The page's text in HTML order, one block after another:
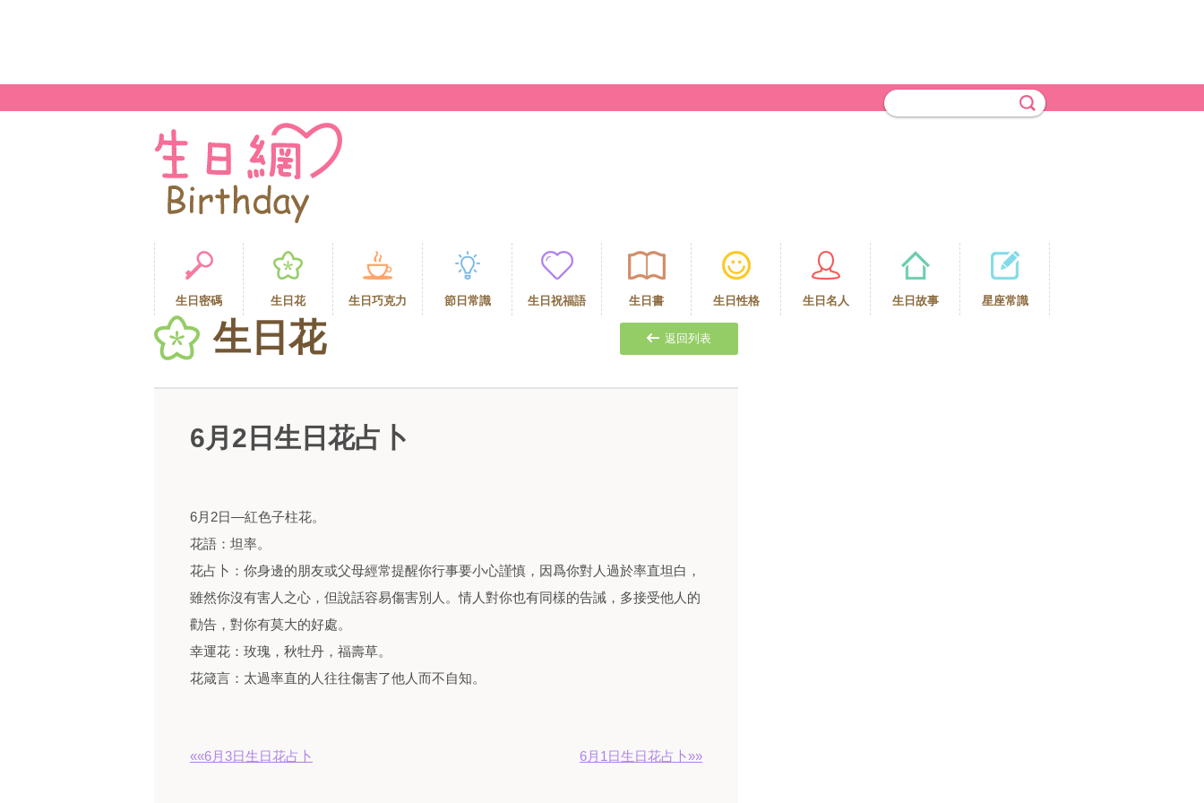
生日密碼 生日花 生日巧克力 節日常識 生日祝福語 生日書 生日性格 生日名人 生日故事 星座常識
生日花 返回列表
6月2日生日花占卜
6月2日—紅色子柱花。
花語：坦率。
花占卜：你身邊的朋友或父母經常提醒你行事要小心謹慎，因爲你對人過於率直坦白，
雖然你沒有害人之心，但說話容易傷害別人。情人對你也有同樣的告誡，多接受他人的
勸告，對你有莫大的好處。
幸運花：玫瑰，秋牡丹，福壽草。
花箴言：太過率直的人往往傷害了他人而不自知。
««6月3日生日花占卜 6月1日生日花占卜»»